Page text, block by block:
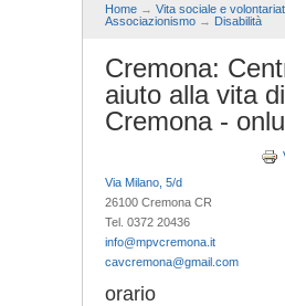
Home → Vita sociale e
Associazionismo → Disabilità
Cremona:
aiuto alla vita di
Cremona -
Via Milano, 5/d
26100 Cremona CR
Tel. 0372 20436
info@mpvcremona.it
cavcremona@gmail.com
orario